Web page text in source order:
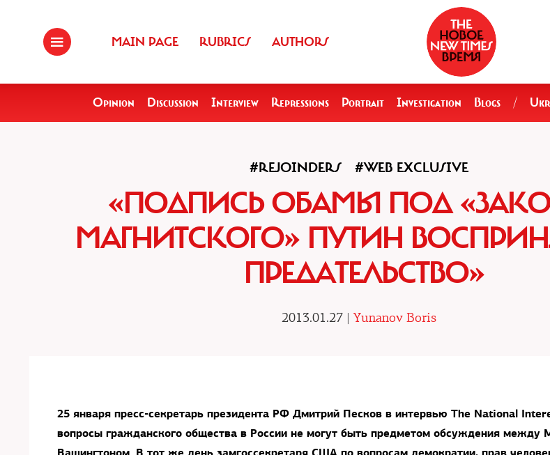
MAIN PAGE RUBRICS AUTHORS
Opinion Discussion Interview Repressions Portrait Investigation Blogs /
#REJOINDERS #WEB EXCLUSIVE
«ПОДПИСЬ ОБАМЫ ПОД
МАГНИТСКОГО» ПУТИН
ПРЕДАТЕЛЬСТВО»
2013.01.27 | Yunanov Boris
25 января пресс-секретарь президента РФ Дмитрий Песков в интервью The National
вопросы гражданского общества в России не могут быть предметом обсуждения между